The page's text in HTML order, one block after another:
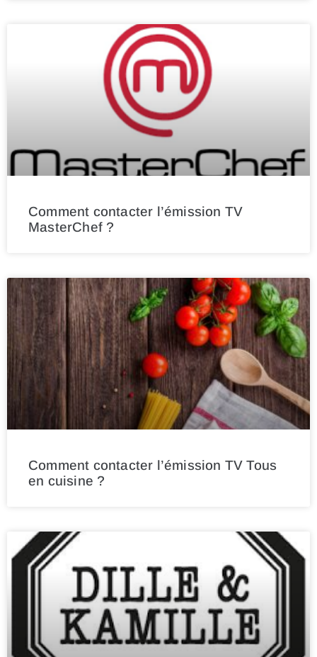
Comment contacter l’émission TV
MasterChef ?
Comment contacter l’émission TV Tous
en cuisine ?